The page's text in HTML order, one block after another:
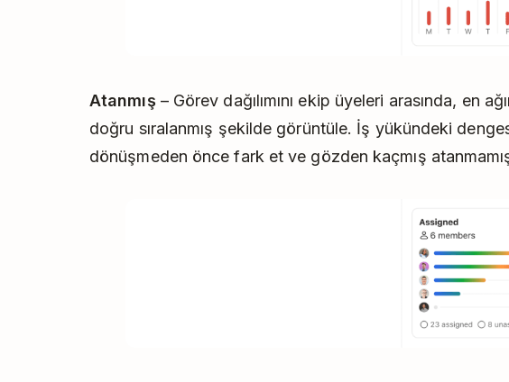
Atanmış – Görev dağılımını ekip üyeleri arasında, en
doğru sıralanmış şekilde görüntüle. İş yükündeki
dönüşmeden önce fark et ve gözden kaçmış